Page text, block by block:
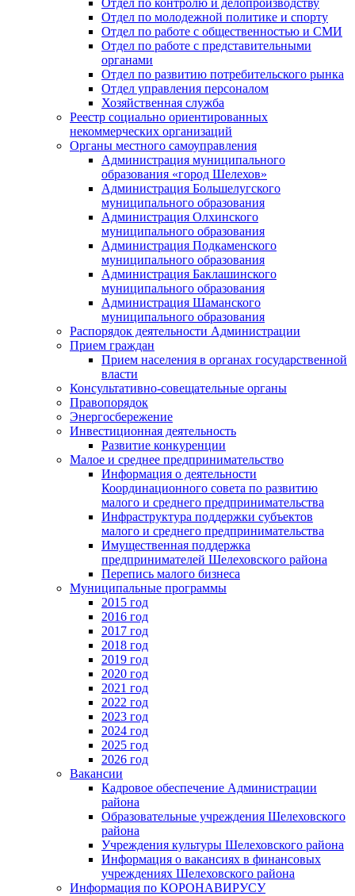
Отдел по молодежной политике и спорту
Отдел по работе с общественностью и СМИ
Отдел по работе с представительными
органами
Отдел по развитию потребительского рынка
Отдел управления персоналом
Хозяйственная служба
Реестр социально ориентированных
некоммерческих организаций
Органы местного самоуправления
Администрация муниципального
образования «город Шелехов»
Администрация Большелугского
муниципального образования
Администрация Олхинского
муниципального образования
Администрация Подкаменского
муниципального образования
Администрация Баклашинского
муниципального образования
Администрация Шаманского
муниципального образования
Распорядок деятельности Администрации
Прием граждан
Прием населения в органах государственной
власти
Консультативно-совещательные органы
Правопорядок
Энергосбережение
Инвестиционная деятельность
Развитие конкуренции
Малое и среднее предпринимательство
Информация о деятельности
Координационного совета по развитию
малого и среднего предпринимательства
Инфраструктура поддержки субъектов
малого и среднего предпринимательства
Имущественная поддержка
предпринимателей Шелеховского района
Перепись малого бизнеса
Муниципальные программы
2015 год
2016 год
2017 год
2018 год
2019 год
2020 год
2021 год
2022 год
2023 год
2024 год
2025 год
2026 год
Вакансии
Кадровое обеспечение Администрации
района
Образовательные учреждения Шелеховского
района
Учреждения культуры Шелеховского района
Информация о вакансиях в финансовых
учреждениях Шелеховского района
Информация по КОРОНАВИРУСУ